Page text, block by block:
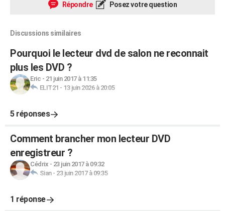
Répondre Posez votre question
Discussions similaires
Pourquoi le lecteur dvd de salon ne reconnait
plus les DVD ?
Eric - 21 juin 2017 à 11:35
ELIT21 - 13 juin 2026 à 20:05
5 réponses
Comment brancher mon lecteur DVD
enregistreur ?
Cédrix - 23 juin 2017 à 09:32
Sian- 23 juin 2017 à 09:35
1 réponse